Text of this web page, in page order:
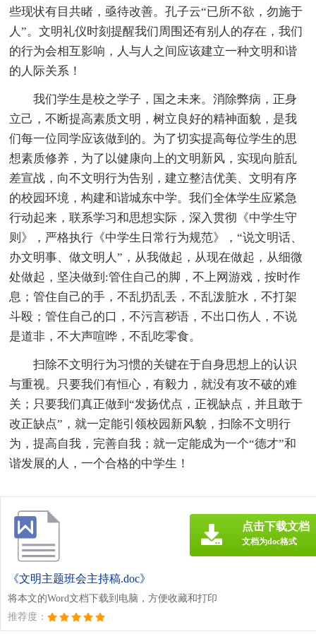
些现状有目共睹，亟待改善。孔子云“已所不欲，勿施于
人”。文明礼仪时刻提醒我们周围还有别人的存在，我们
的行为会相互影响，人与人之间应该建立一种文明和谐
的人际关系！
我们学生是校之学子，国之未来。消除弊病，正身
立己，不断提高素质文明，树立良好的精神面貌，是我
们每一位同学应该做到的。为了切实提高每位学生的思
想素质修养，为了以健康向上的文明新风，实现向脏乱
差宣战，向不文明行为告别，建立整洁优美、文明有序
的校园环境，构建和谐城东中学。我们全体学生应紧急
行动起来，联系学习和思想实际，深入贯彻《中学生守
则》，严格执行《中学生日常行为规范》，“说文明话、
办文明事、做文明人”，从我做起，从现在做起，从细微
处做起，坚决做到:管住自己的脚，不上网游戏，按时作
息；管住自己的手，不乱扔乱丢，不乱泼脏水，不打架
斗殴；管住自己的口，不污言秽语，不出口伤人，不说
是道非，不大声喧哗，不乱吃零食。
扫除不文明行为习惯的关键在于自身思想上的认识
与重视。只要我们有恒心，有毅力，就没有攻不破的难
关；只要我们真正做到“发扬优点，正视缺点，并且敢于
改正缺点”，就一定能引领校园新风貌，扫除不文明行
为，提高自我，完善自我；就一定能成为一个“德才”和
谐发展的人，一个合格的中学生！
《文明主题班会主持稿.doc》
将本文的Word文档下载到电脑，方便收藏和打印
推荐度：
点击下载文档
文档为doc格式